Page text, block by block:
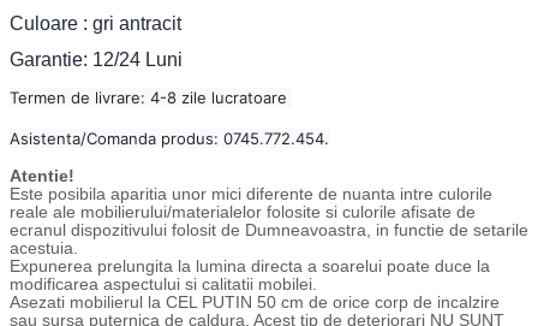
Culoare : gri antracit
Garantie: 12/24 Luni
Termen de livrare: 4-8 zile lucratoare
Asistenta/Comanda produs: 0745.772.454.
Atentie!
Este posibila aparitia unor mici diferente de nuanta intre culorile
reale ale mobilierului/materialelor folosite si culorile afisate de
ecranul dispozitivului folosit de Dumneavoastra, in functie de setarile
acestuia.
Expunerea prelungita la lumina directa a soarelui poate duce la
modificarea aspectului si calitatii mobilei.
Asezati mobilierul la CEL PUTIN 50 cm de orice corp de incalzire
sau sursa puternica de caldura. Acest tip de deteriorari NU SUNT